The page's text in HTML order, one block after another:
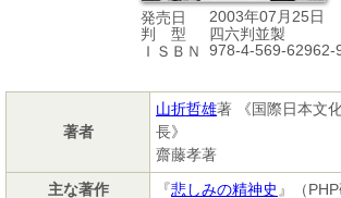
発売日
2003年07月25日
判 型
四六判並製
ＩＳＢＮ
978-4-569-62962-
著者
山折哲雄著 《国際日本文
長》
齋藤孝著
主な著作
『悲しみの精神史 』（PHP